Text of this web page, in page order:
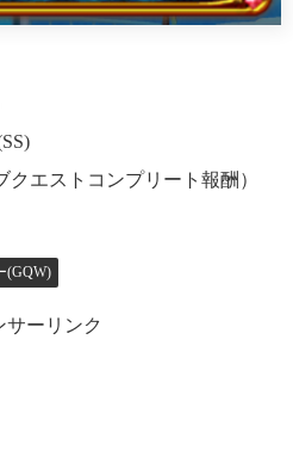
クエストコンプリート報酬）
(GQW)
サーリンク